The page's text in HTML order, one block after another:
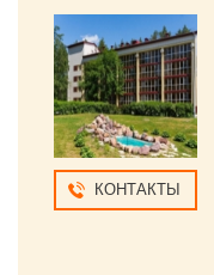
КОНТАКТЫ